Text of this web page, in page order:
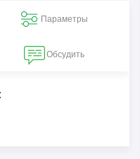
Параметры
Обсудить